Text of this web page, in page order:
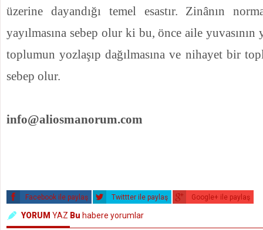
üzerine dayandığı temel esastır. Zinânın
yayılmasına sebep olur ki bu, önce aile yuvasının
toplumun yozlaşıp dağılmasına ve nihayet bir
sebep olur.
info@aliosmanorum.com
Facebook ile paylaş Twittter ile paylaş Google+ ile paylaş
YORUM YAZ Bu habere yorumlar